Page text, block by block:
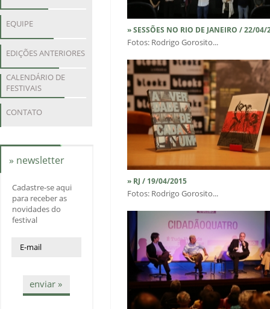
EQUIPE
EDIÇÕES ANTERIORES
CALENDÁRIO DE
FESTIVAIS
CONTATO
» newsletter
Cadastre-se aqui
para receber as
novidades do
festival
enviar »
» SESSÕES NO RIO DE JANEIRO / 22/04/
Fotos: Rodrigo Gorosito...
» RJ / 19/04/2015
Fotos: Rodrigo Gorosito...